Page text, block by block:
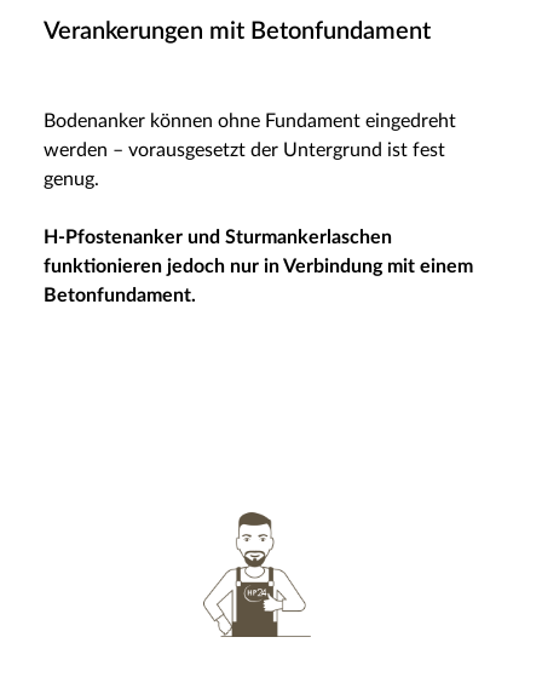
Verankerungen mit Betonfundament
Bodenanker können ohne Fundament eingedreht
werden – vorausgesetzt der Untergrund ist fest
genug.
H-Pfostenanker und Sturmankerlaschen
funktionieren jedoch nur in Verbindung mit einem
Betonfundament.